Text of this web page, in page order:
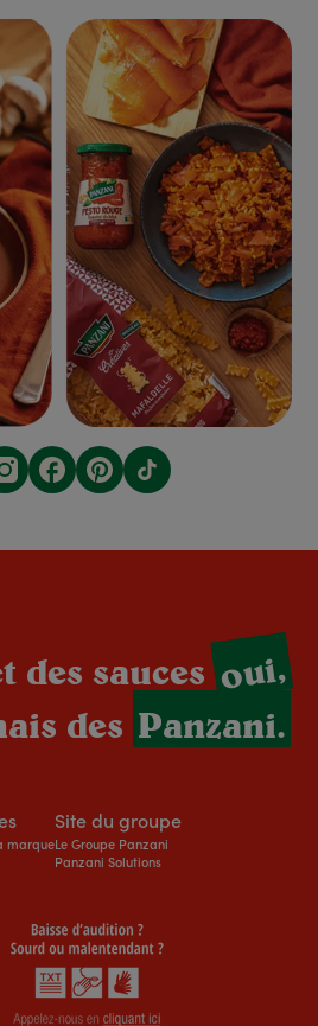
des saucesoui,
des Panzani.
marque
Site du groupe
Le Groupe Panzani
Panzani Solutions